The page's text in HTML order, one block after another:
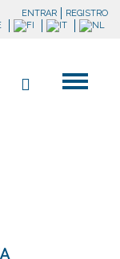
ENTRAR REGISTRO